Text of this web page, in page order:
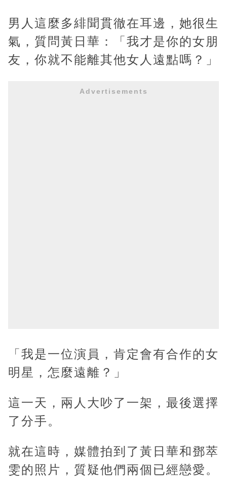
男人這麼多緋聞貫徹在耳邊，她很生
氣，質問黃日華：「我才是你的女朋
友，你就不能離其他女人遠點嗎？」
Advertisements
「我是一位演員，肯定會有合作的女
明星，怎麼遠離？」
這一天，兩人大吵了一架，最後選擇
了分手。
就在這時，媒體拍到了黃日華和鄧萃
雯的照片，質疑他們兩個已經戀愛。